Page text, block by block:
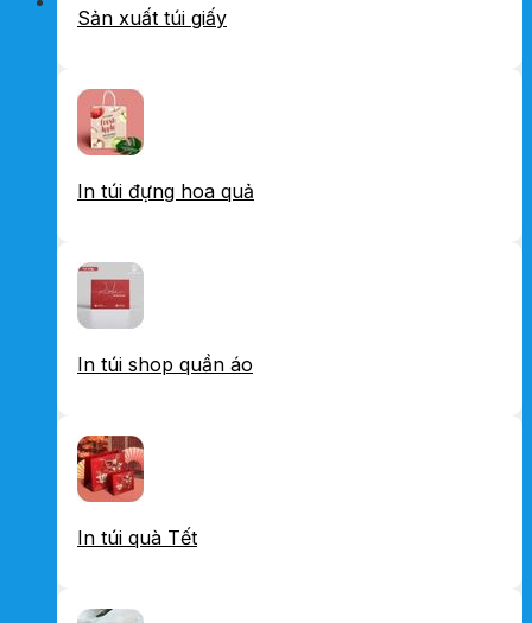
Sản xuất túi giấy
In túi đựng hoa quả
In túi shop quần áo
In túi quà Tết